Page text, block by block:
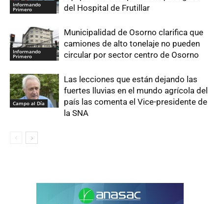
Informando
Primero
del Hospital de Frutillar
Informando
Primero
Municipalidad de Osorno clarifica que
camiones de alto tonelaje no pueden
circular por sector centro de Osorno
Campo al Día
Las lecciones que están dejando las
fuertes lluvias en el mundo agrícola del
país las comenta el Vice-presidente de
la SNA